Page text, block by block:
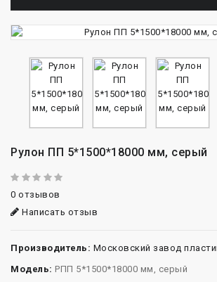
Рулон ПП 5*1500*18000 мм, серый
0 отзывов
Написать отзыв
Производитель: Московский завод
Модель: РПП 5*1500*18000 мм, серый